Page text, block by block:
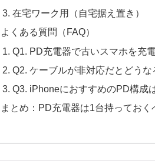
在宅ワーク用（自宅据え置き）
よくある質問（FAQ）
Q1. PD充電器で古いスマホを充
Q2. ケーブルが非対応だとどうな
Q3. iPhoneにおすすめのPD構成
まとめ：PD充電器は1台持っておく